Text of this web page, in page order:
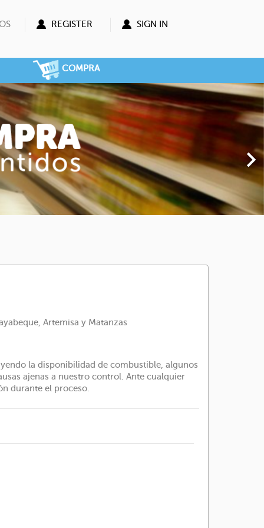
REGISTER SIGN IN
COMPRA
Next
Artemisa y Matanzas
la disponibilidad de combustible, algunos
ajenas a nuestro control. Ante cualquier
durante el proceso.